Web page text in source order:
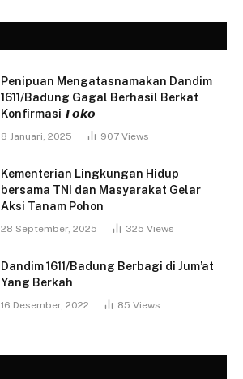
Penipuan Mengatasnamakan Dandim
1611/Badung Gagal Berhasil Berkat
Konfirmasi 𝙏𝙤𝙠𝙤
8 Januari, 2025 907 Views
Kementerian Lingkungan Hidup
bersama TNI dan Masyarakat Gelar
Aksi Tanam Pohon
28 September, 2025 325 Views
Dandim 1611/Badung Berbagi di Jum’at
Yang Berkah
16 Desember, 2022 85 Views